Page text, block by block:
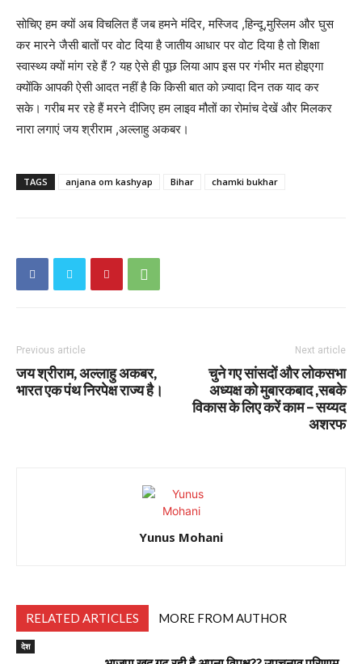
सोचिए हम क्यों अब विचलित हैं जब हमने मंदिर, मस्जिद ,हिन्दू,मुस्लिम और घुस
कर मारने जैसी बातों पर वोट दिया है जातीय आधार पर वोट दिया है तो शिक्षा
स्वास्थ्य क्यों मांग रहे हैं ? यह ऐसे ही पूछ लिया आप इस पर गंभीर मत होइएगा
क्योंकि आपकी ऐसी आदत नहीं है कि किसी बात को ज़्यादा दिन तक याद कर
सके। गरीब मर रहे हैं मरने दीजिए हम लाइव मौतों का रोमांच देखें और मिलकर
नारा लगाएं जय श्रीराम ,अल्लाहु अकबर।
TAGS anjana om kashyap Bihar chamki bukhar
Previous article
जय श्रीराम, अल्लाहु अकबर,
भारत एक पंथ निरपेक्ष राज्य है।
Next article
चुने गए सांसदों और लोकसभा
अध्यक्ष को मुबारकबाद ,सबके
विकास के लिए करें काम – सय्यद
अशरफ
Yunus Mohani
RELATED ARTICLES MORE FROM AUTHOR
देश